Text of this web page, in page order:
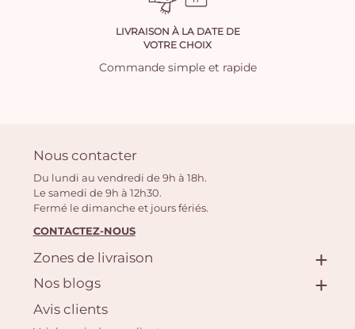
LIVRAISON À LA DATE DE
VOTRE CHOIX
Commande simple et rapide
Nous contacter
Du lundi au vendredi de 9h à 18h.
Le samedi de 9h à 12h30.
Fermé le dimanche et jours fériés.
CONTACTEZ-NOUS
Zones de livraison
Nos blogs
Avis clients